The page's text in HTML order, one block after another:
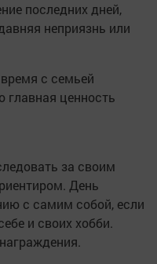
последних дней,
неприязнь или
с семьей
главная ценность
за своим
День
с самим собой, если
и своих хобби.